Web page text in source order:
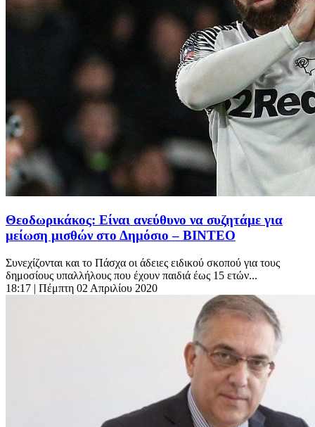
Θεοδωρικάκος: Είναι ανεύθυνο να συζητάμε για
μείωση μισθών στο Δημόσιο – ΒΙΝΤΕΟ
Συνεχίζονται και το Πάσχα οι άδειες ειδικού σκοπού για τους
δημοσίους υπαλλήλους που έχουν παιδιά έως 15 ετών...
18:17 | Πέμπτη 02 Απριλίου 2020